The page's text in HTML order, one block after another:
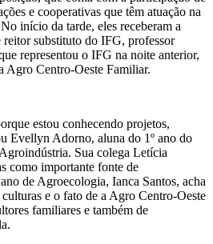
e cooperativas que têm atuação na
início da tarde, eles receberam a
substituto do IFG, professor
representou o IFG na noite anterior,
Agro Centro-Oeste Familiar.
estou conhecendo projetos,
Evellyn Adorno, aluna do 1º ano do
Sua colega Letícia
como importante fonte de
de Agroecologia, Ianca Santos, acha
e o fato de a Agro Centro-Oeste
familiares e também de